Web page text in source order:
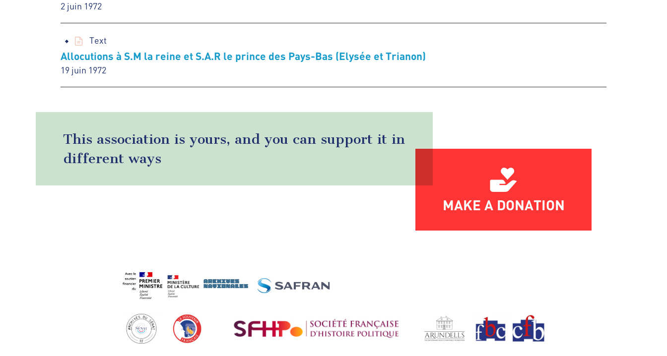
2 juin 1972
Text
Allocutions à S.M la reine et S.A.R le prince des Pays-Bas (Elysée et Trianon)
19 juin 1972
This association is yours, and you can support it in
different ways
MAKE A DONATION